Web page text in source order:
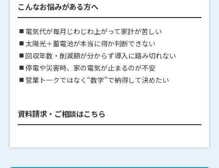
こんなお悩みがある方へ
電気代が毎月じわじわ上がって家計が苦しい
太陽光＋蓄電池が本当に得か判断できない
回収年数・削減額が分からず導入に踏み切れない
停電や災害時、家の電気が止まるのが不安
営業トークではなく“数字”で納得して決めたい
資料請求・ご相談はこちら